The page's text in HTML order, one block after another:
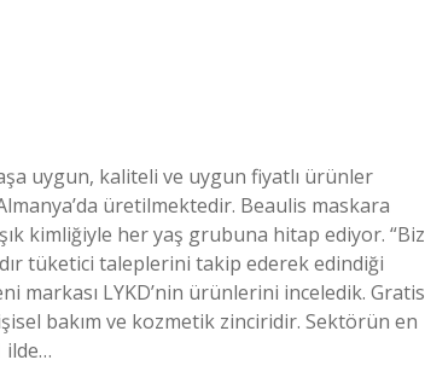
uygun, kaliteli ve uygun fiyatlı ürünler
üretilmektedir. Beaulis maskara
kimliğiyle her yaş grubuna hitap ediyor. “Biz
tüketici taleplerini takip ederek edindiği
markası LYKD’nin ürünlerini inceledik. Gratis
bakım ve kozmetik zinciridir. Sektörün en
ilde…